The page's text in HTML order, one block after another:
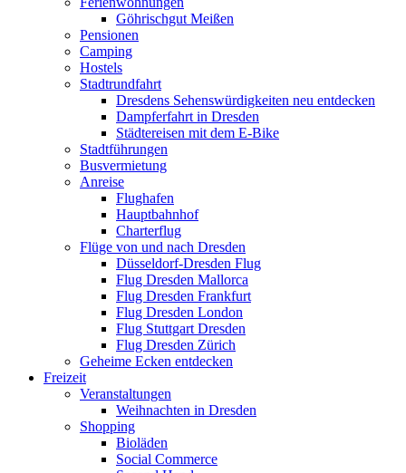
Göhrischgut Meißen
Pensionen
Camping
Hostels
Stadtrundfahrt
Dresdens Sehenswürdigkeiten neu entdecken
Dampferfahrt in Dresden
Städtereisen mit dem E-Bike
Stadtführungen
Busvermietung
Anreise
Flughafen
Hauptbahnhof
Charterflug
Flüge von und nach Dresden
Düsseldorf-Dresden Flug
Flug Dresden Mallorca
Flug Dresden Frankfurt
Flug Dresden London
Flug Stuttgart Dresden
Flug Dresden Zürich
Geheime Ecken entdecken
Freizeit
Veranstaltungen
Weihnachten in Dresden
Shopping
Bioläden
Social Commerce